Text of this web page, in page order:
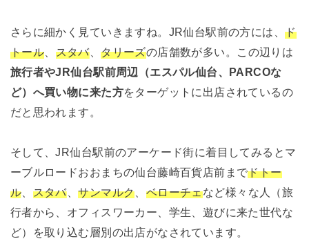
さらに細かく見ていきますね。 JR仙台駅前の方には、ド
トール
スタバ、タリーズの店舗数が多い 。この辺りは
旅行者やJR仙台駅前周辺（エスパル仙台、PARCOな
ど）へ買い物に来た方をターゲットに出店されているの
だと思われます。
そして、JR仙台駅前のアーケード街に着目してみるとマ
ーブルロードおおまちの仙台藤崎百貨店前までドトー
ル
スタバ、サンマルク ベローチェなど様々な人（旅
行者から、オフィスワーカー、学生、遊びに来た世代な
ど）を取り込む層別の出店がなされています。